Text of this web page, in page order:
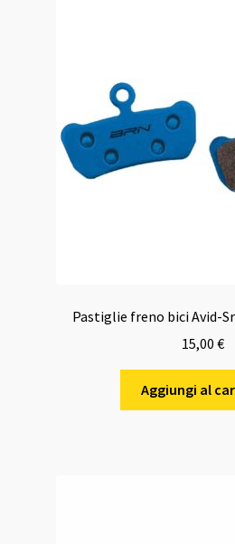
Pastiglie freno bici Avid-
15,00 €
Aggiungi al